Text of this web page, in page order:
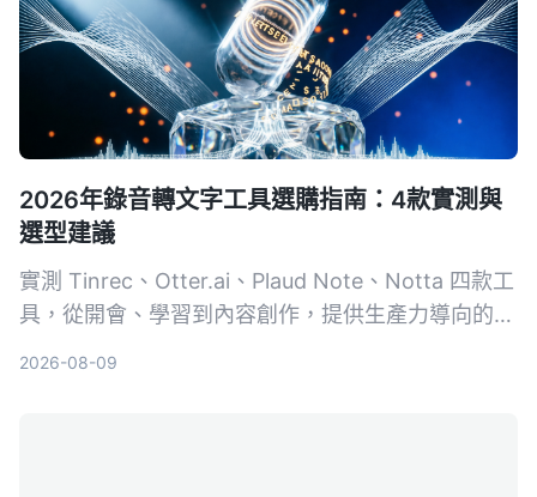
2026年錄音轉文字工具選購指南：4款實測與
選型建議
實測 Tinrec、Otter.ai、Plaud Note、Notta 四款工
具，從開會、學習到內容創作，提供生產力導向的選
2026-08-09